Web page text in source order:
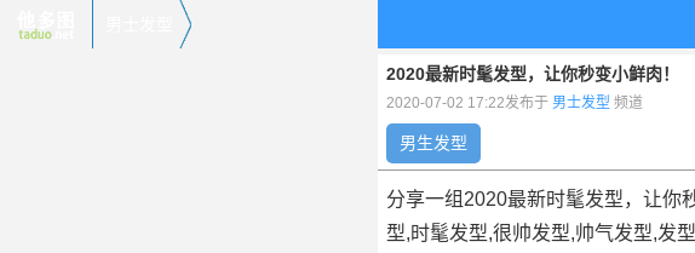
2020最新时髦发型，让你秒变小鲜肉！
2020-07-02 17:22发布于男士发型 频道
男生发型
分享一组2020最新时髦发型，让你
型,时髦发型,很帅发型,帅气发型,发